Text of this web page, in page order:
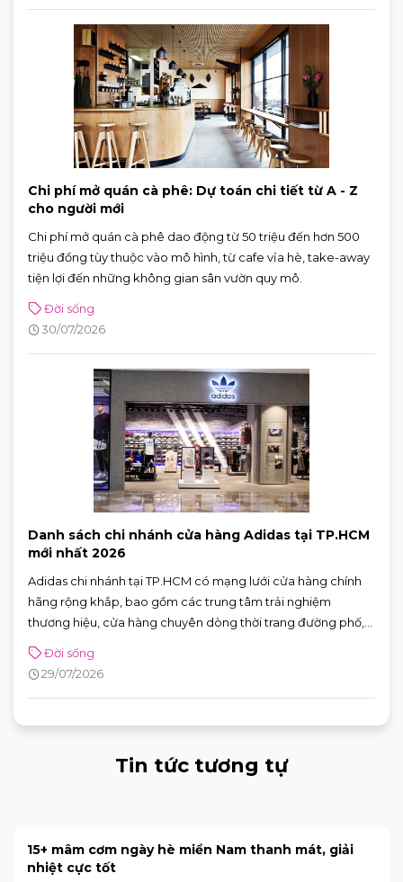
Chi phí mở quán cà phê: Dự toán chi tiết từ A - Z
cho người mới
Chi phí mở quán cà phê dao động từ 50 triệu đến hơn 500
triệu đồng tùy thuộc vào mô hình, từ cafe vỉa hè, take-away
tiện lợi đến những không gian sân vườn quy mô.
Đời sống
30/07/2026
Danh sách chi nhánh cửa hàng Adidas tại TP.HCM
mới nhất 2026
Adidas chi nhánh tại TP.HCM có mạng lưới cửa hàng chính
hãng rộng khắp, bao gồm các trung tâm trải nghiệm
thương hiệu, cửa hàng chuyên dòng thời trang đường phố,
hình và vị trí thuận tiện, khách hàng có thể dễ dàng tìm được
adidas chi nhánh phù hợp để mua sắm và trải nghiệm các
Đời sống
29/07/2026
Tin tức tương tự
15+ mâm cơm ngày hè miền Nam thanh mát, giải
nhiệt cực tốt